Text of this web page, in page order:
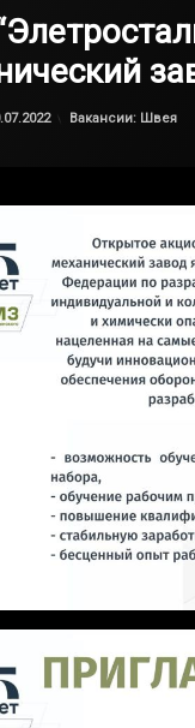
Обновлено на
by
Категории:
Вакансии: Швея